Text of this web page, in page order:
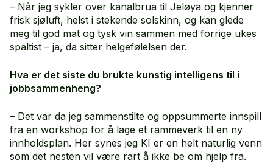
– Når jeg sykler over kanalbrua til Jeløya og kjenner
frisk sjøluft, helst i stekende solskinn, og kan glede
meg til god mat og tysk vin sammen med forrige ukes
spaltist – ja, da sitter helgefølelsen der.
Hva er det siste du brukte kunstig intelligens til i
jobbsammenheng?
– Det var da jeg sammenstilte og oppsummerte innspill
fra en workshop for å lage et rammeverk til en ny
innholdsplan. Her synes jeg KI er en helt naturlig venn
som det nesten vil være rart å ikke be om hjelp fra.